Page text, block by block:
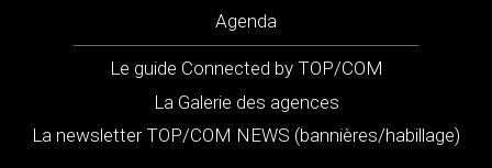
Agenda
Le guide Connected by TOP/COM
La Galerie des agences
La newsletter TOP/COM NEWS (bannières/habillage)